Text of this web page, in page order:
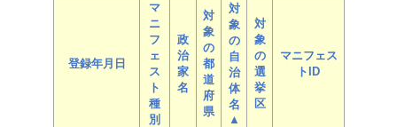
登録年月日
マ
ニ
フ
ェ
ス
ト
種
別
政
治
家
名
対
象
の
都
道
府
県
対
象
の
自
治
体
名
▲
対
象
の
選
挙
区
マニフェス
トID